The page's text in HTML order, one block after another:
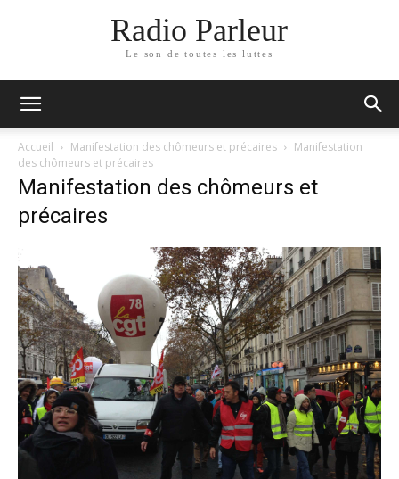
Radio Parleur
Le son de toutes les luttes
Accueil Manifestation des chômeurs et précaires
Manifestation
des chômeurs et précaires
Manifestation des chômeurs et
précaires